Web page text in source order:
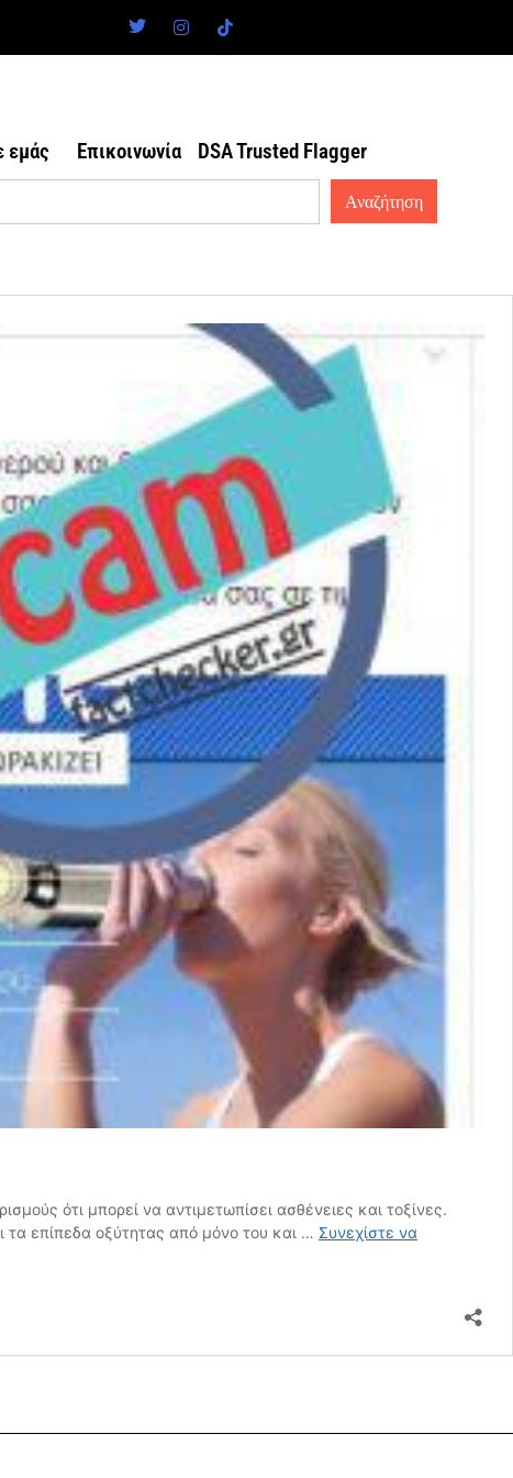
εμάς Επικοινωνία DSA Trusted Flagger
ότι μπορεί να αντιμετωπίσει ασθένειες και τοξίνες.
τα επίπεδα οξύτητας από μόνο του και … Συνεχίστε να